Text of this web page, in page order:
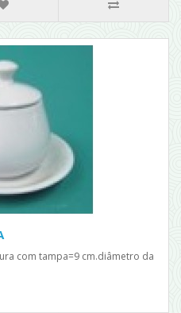
com tampa=9 cm.diâmetro da